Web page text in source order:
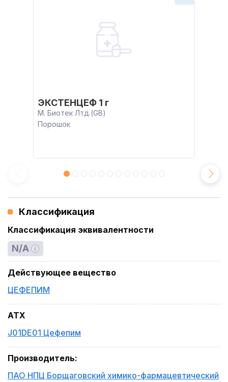
ЭКСТЕНЦЕФ 1 г
М. Биотек Лтд.(GB)
Порошок
Классификация
Классификация эквивалентности
N/A
Действующее вещество
ЦЕФЕПИМ
ATX
J01DE01 Цефепим
Производитель:
ПАО НПЦ Борщаговский химико-фармацевтический